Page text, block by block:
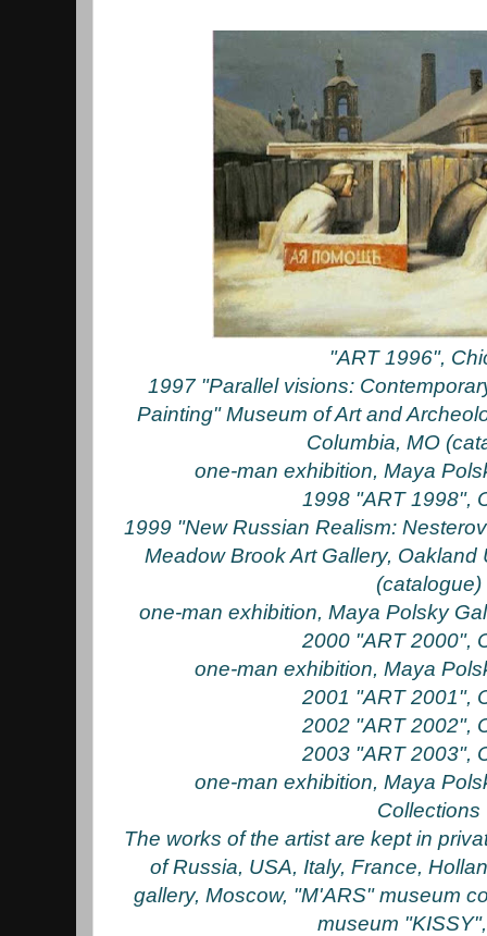
"ART 1996",
1997 "Parallel visions:
Painting" Museum of Art and
Columbia, MO
one-man exhibition, Maya
1998 "ART 1998",
1999 "New Russian Realism:
Meadow Brook Art Gallery, Oakland
(catalogue)
one-man exhibition, Maya Polsky
2000 "ART 2000",
one-man exhibition, Maya
2001 "ART 2001",
2002 "ART 2002",
2003 "ART 2003",
one-man exhibition, Maya
Collections
The works of the artist are kept in
of Russia, USA, Italy, France,
gallery, Moscow, "M'ARS" museum
museum